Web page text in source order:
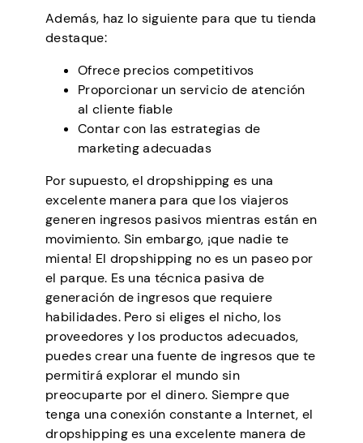
Además, haz lo siguiente para que tu tienda
destaque:
Ofrece precios competitivos
Proporcionar un servicio de atención
al cliente fiable
Contar con las estrategias de
marketing adecuadas
Por supuesto, el dropshipping es una
excelente manera para que los viajeros
generen ingresos pasivos mientras están en
movimiento. Sin embargo, ¡que nadie te
mienta! El dropshipping no es un paseo por
el parque. Es una técnica pasiva de
generación de ingresos que requiere
habilidades. Pero si eliges el nicho, los
proveedores y los productos adecuados,
puedes crear una fuente de ingresos que te
permitirá explorar el mundo sin
preocuparte por el dinero. Siempre que
tenga una conexión constante a Internet, el
dropshipping es una excelente manera de